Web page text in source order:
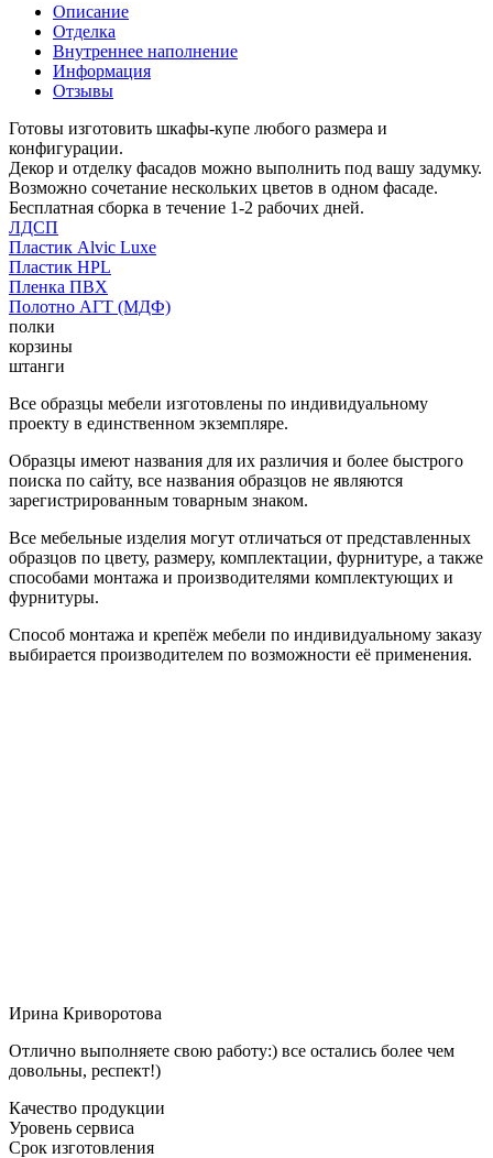
Описание
Отделка
Внутреннее наполнение
Информация
Отзывы
Готовы изготовить шкафы-купе любого размера и
конфигурации.
Декор и отделку фасадов можно выполнить под вашу задумку.
Возможно сочетание нескольких цветов в одном фасаде.
Бесплатная сборка в течение 1-2 рабочих дней.
ЛДСП
Пластик Alvic Luxe
Пластик HPL
Пленка ПВХ
Полотно АГТ (МДФ)
полки
корзины
штанги
Все образцы мебели изготовлены по индивидуальному
проекту в единственном экземпляре.
Образцы имеют названия для их различия и более быстрого
поиска по сайту, все названия образцов не являются
зарегистрированным товарным знаком.
Все мебельные изделия могут отличаться от представленных
образцов по цвету, размеру, комплектации, фурнитуре, а также
способами монтажа и производителями комплектующих и
фурнитуры.
Способ монтажа и крепёж мебели по индивидуальному заказу
выбирается производителем по возможности её применения.
Ирина Криворотова
Отлично выполняете свою работу:) все остались более чем
довольны, респект!)
Качество продукции
Уровень сервиса
Срок изготовления